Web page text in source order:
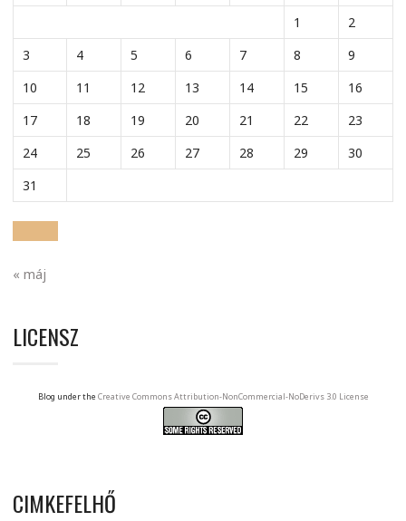
1
2
3
4 5 6 7 8
9
10
11 12 13 14 15
16
17
18 19 20 21 22
23
24
25 26 27 28 29
30
31
« máj
LICENSZ
Blog under the Creative Commons Attribution-NonCommercial-NoDerivs 3.0 License
CIMKEFELHŐ